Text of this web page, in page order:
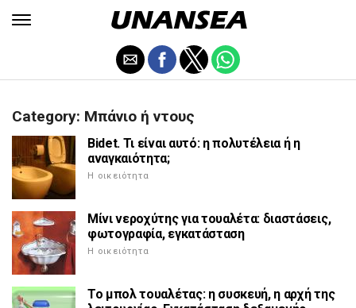
Category: Μπάνιο ή ντους
Bidet. Τι είναι αυτό: η πολυτέλεια ή η
αναγκαιότητα;
Η οικειότητα
Μίνι νεροχύτης για τουαλέτα: διαστάσεις,
φωτογραφία, εγκατάσταση
Η οικειότητα
Το μπολ τουαλέτας: η συσκευή, η αρχή της